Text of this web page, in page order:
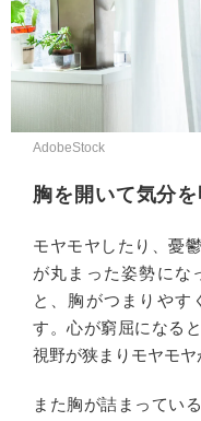
AdobeStock
胸を開いて気分を
モヤモヤしたり、憂
が丸まった姿勢にな
と、胸がつまりやす
す。心が窮屈になる
視野が狭まりモヤモヤ
また胸が詰まってい